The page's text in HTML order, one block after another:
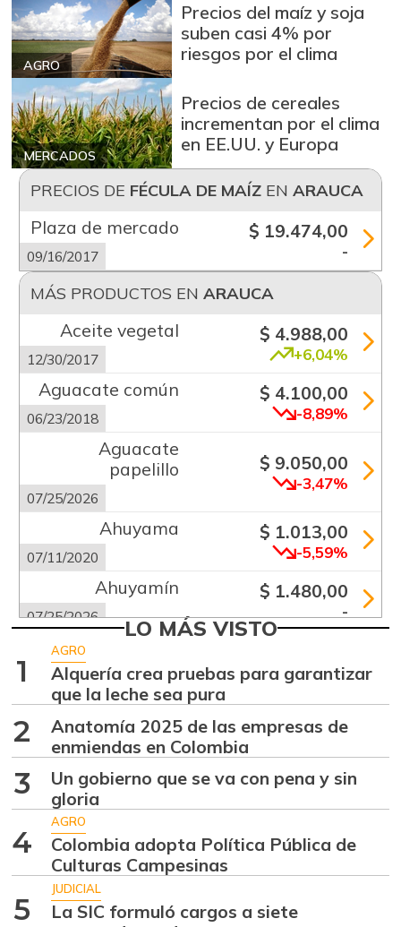
AGRO
Precios del maíz y soja
suben casi 4% por
riesgos por el clima
MERCADOS
Precios de cereales
incrementan por el clima
en EE.UU. y Europa
PRECIOS DE FÉCULA DE MAÍZEN ARAUCA
Plaza de mercado
09/16/2017
$ 19.474,00
-
MÁS PRODUCTOS EN ARAUCA
Aceite vegetal
12/30/2017
$ 4.988,00
+6,04%
Aguacate común
06/23/2018
$ 4.100,00
-8,89%
Aguacate
papelillo
07/25/2026
$ 9.050,00
-3,47%
Ahuyama
07/11/2020
$ 1.013,00
-5,59%
Ahuyamín
07/25/2026
$ 1.480,00
-
07/25/2026 +0,44%
Alas de pollo sin
costillar
07/25/2026
$ 9.000,00
Apio
07/25/2026
$ 2.792,00
-
Arracacha
amarilla
07/25/2026
$ 4.575,00
+0,55%
LO MÁS VISTO
1
AGRO
Alquería crea pruebas para garantizar
que la leche sea pura
2
Anatomía 2025 de las empresas de
enmiendas en Colombia
3
Un gobierno que se va con pena y sin
gloria
4
AGRO
Colombia adopta Política Pública de
Culturas Campesinas
5
JUDICIAL
La SIC formuló cargos a siete